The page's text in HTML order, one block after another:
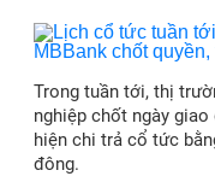
Trong tuần tới, thị
nghiệp chốt ngày
hiện chi trả cổ tức
đông.